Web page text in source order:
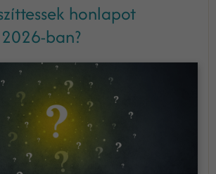
honlapot
ban?